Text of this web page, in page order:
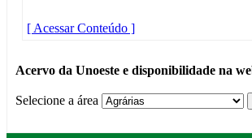
[ Acessar Conteúdo ]
Acervo da Unoeste e disponibilidade na
Selecione a área